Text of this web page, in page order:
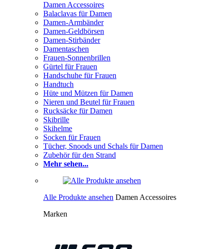
Damen Accessoires
Balaclavas für Damen
Damen-Armbänder
Damen-Geldbörsen
Damen-Stirbänder
Damentaschen
Frauen-Sonnenbrillen
Gürtel für Frauen
Handschuhe für Frauen
Handtuch
Hüte und Mützen für Damen
Nieren und Beutel für Frauen
Rucksäcke für Damen
Skibrille
Skihelme
Socken für Frauen
Tücher, Snoods und Schals für Damen
Zubehör für den Strand
Mehr sehen...
Alle Produkte ansehen Damen Accessoires
Marken